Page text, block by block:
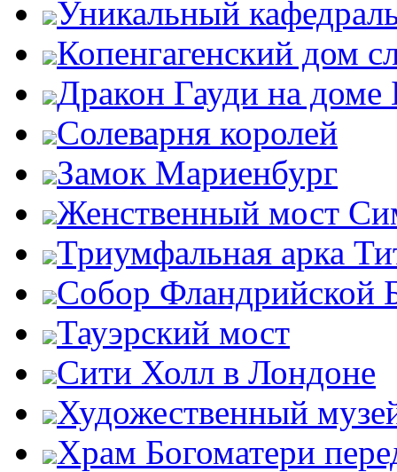
Уникальный
Копенгагенский дом
Дракон Гауди на доме
Солеварня королей
Замок Мариенбург
Женственный мост
Триумфальная арка
Собор Фландрийской
Тауэрский мост
Сити Холл в Лондоне
Художественный
Храм Богоматери